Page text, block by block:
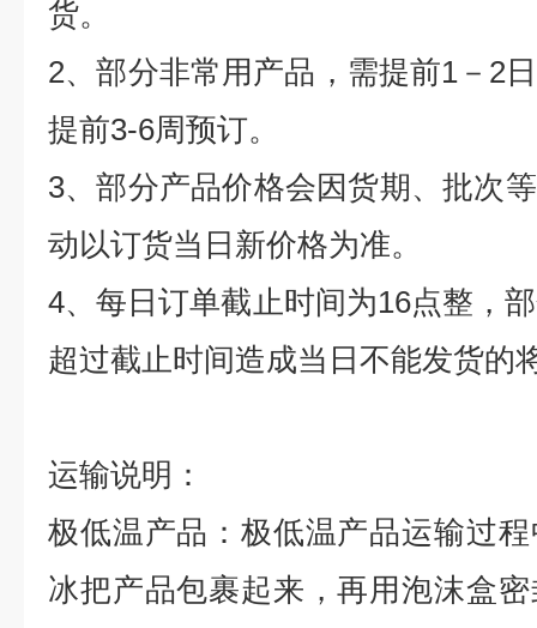
货。
2、部分非常用产品，需提前1 － 2
提前3-6周预订。
3、部分产品价格会因货期、批次
动以订货当日新价格为准。
4、每日订单截止时间为16点整，
超过截止时间造成当日不能发货的
运输说明：
极低温产品：极低温产品运输过
冰把产品包裹起来，再用泡沫盒